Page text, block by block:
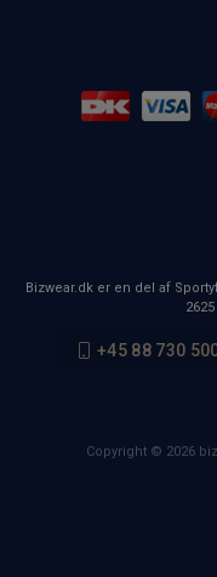
Bizwear.dk er en del af
2625
+45 88 730
Copyright © 2026